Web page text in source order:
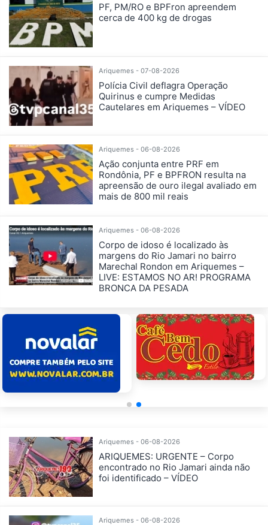
PF, PM/RO e BPFron apreendem
cerca de 400 kg de drogas
Ariquemes - 07-08-2026
Polícia Civil deflagra Operação
Quirinus e cumpre Medidas
Cautelares em Ariquemes – VÍDEO
Ariquemes - 06-08-2026
Ação conjunta entre PRF em
Rondônia, PF e BPFRON resulta na
apreensão de ouro ilegal avaliado em
mais de 800 mil reais
Ariquemes - 06-08-2026
Corpo de idoso é localizado às
margens do Rio Jamari no bairro
Marechal Rondon em Ariquemes –
LIVE: ESTAMOS NO AR! PROGRAMA
BRONCA DA PESADA
Ariquemes - 06-08-2026
ARIQUEMES: URGENTE – Corpo
encontrado no Rio Jamari ainda não
foi identificado – VÍDEO
Ariquemes - 06-08-2026